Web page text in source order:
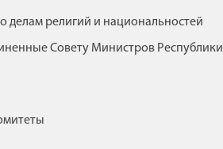
делам религий и национальностей
Совету Министров Республики